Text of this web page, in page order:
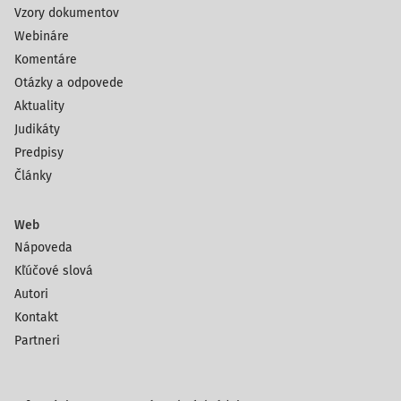
Vzory dokumentov
Webináre
Komentáre
Otázky a odpovede
Aktuality
Judikáty
Predpisy
Články
Web
Nápoveda
Kľúčové slová
Autori
Kontakt
Partneri